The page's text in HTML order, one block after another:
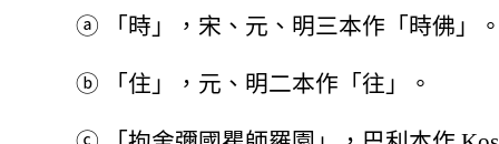
ⓐ 「時」，宋、元、明三本作「時佛」
ⓑ 「住」，元、明二本作「往」。